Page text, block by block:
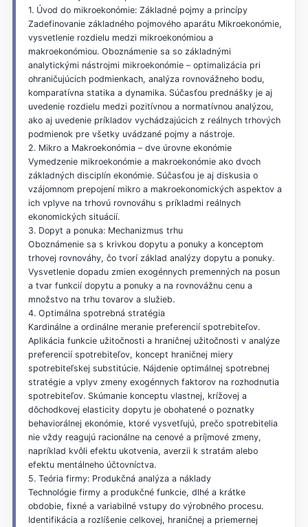
1. Úvod do mikroekonómie: Základné pojmy a princípy
Zadefinovanie základného pojmového aparátu Mikroekonómie,
vysvetlenie rozdielu medzi mikroekonómiou a
makroekonómiou. Oboznámenie sa so základnými
analytickými nástrojmi mikroekonómie – optimalizácia pri
ohraničujúcich podmienkach, analýza rovnovážneho bodu,
komparatívna statika a dynamika. Súčasťou prednášky je aj
uvedenie rozdielu medzi pozitívnou a normatívnou analýzou,
ako aj uvedenie príkladov vychádzajúcich z reálnych trhových
podmienok pre všetky uvádzané pojmy a nástroje.
2. Mikro a Makroekonómia – dve úrovne ekonómie
Vymedzenie mikroekonómie a makroekonómie ako dvoch
základných disciplín ekonómie. Súčasťou je aj diskusia o
vzájomnom prepojení mikro a makroekonomických aspektov a
ich vplyve na trhovú rovnováhu s príkladmi reálnych
ekonomických situácií.
3. Dopyt a ponuka: Mechanizmus trhu
Oboznámenie sa s krivkou dopytu a ponuky a konceptom
trhovej rovnováhy, čo tvorí základ analýzy dopytu a ponuky.
Vysvetlenie dopadu zmien exogénnych premenných na posun
a tvar funkcií dopytu a ponuky a na rovnovážnu cenu a
množstvo na trhu tovarov a služieb.
4. Optimálna spotrebná stratégia
Kardinálne a ordinálne meranie preferencií spotrebiteľov.
Aplikácia funkcie užitočnosti a hraničnej užitočnosti v analýze
preferencií spotrebiteľov, koncept hraničnej miery
spotrebiteľskej substitúcie. Nájdenie optimálnej spotrebnej
stratégie a vplyv zmeny exogénnych faktorov na rozhodnutia
spotrebiteľov. Skúmanie konceptu vlastnej, krížovej a
dôchodkovej elasticity dopytu je obohatené o poznatky
behaviorálnej ekonómie, ktoré vysvetľujú, prečo spotrebitelia
nie vždy reagujú racionálne na cenové a príjmové zmeny,
napríklad kvôli efektu ukotvenia, averzii k stratám alebo
efektu mentálneho účtovníctva.
5. Teória firmy: Produkčná analýza a náklady
Technológie firmy a produkčné funkcie, dlhé a krátke
obdobie, fixné a variabilné vstupy do výrobného procesu.
Identifikácia a rozlíšenie celkovej, hraničnej a priemernej